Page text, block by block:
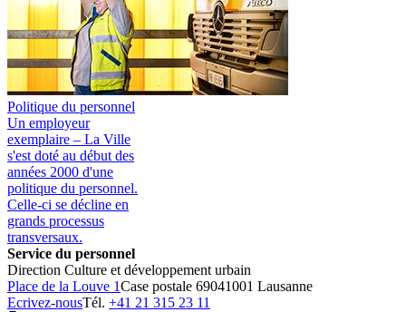
Politique du personnel
Un employeur
exemplaire – La Ville
s'est doté au début des
années 2000 d'une
politique du personnel.
Celle-ci se décline en
grands processus
transversaux.
Service du personnel
Direction Culture et développement urbain
Place de la Louve 1Case postale 69041001 Lausanne
Ecrivez-nousTél. +41 21 315 23 11